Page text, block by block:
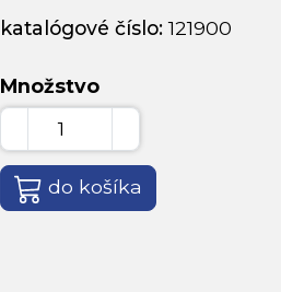
katalógové číslo:121900
Množstvo
do košíka